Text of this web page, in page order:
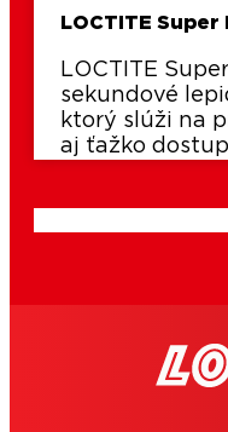
LOCTITE
LOCTITE
sekundové
ktorý slúži na
aj ťažko